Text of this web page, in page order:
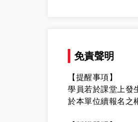
免責聲明
【提醒事項】
學員若於課堂上發
於本單位續報名之